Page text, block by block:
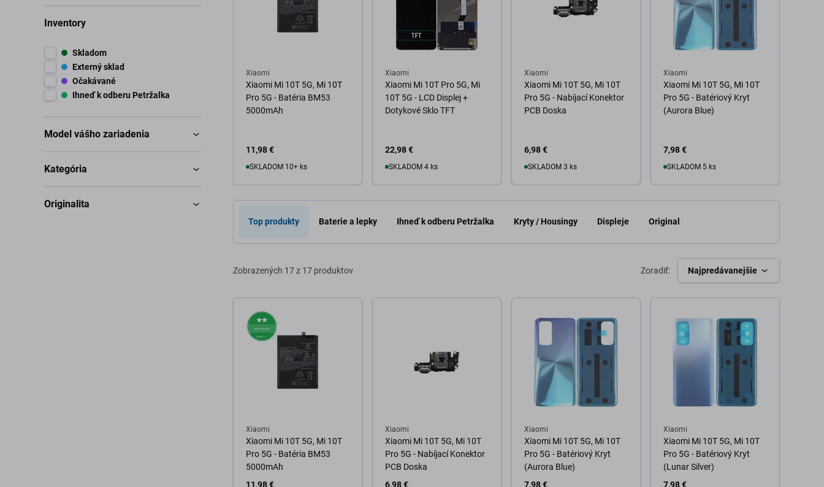
Inventory
Skladom
Externý sklad
Očakávané
Ihneď k odberu Petržalka
Model vášho zariadenia
Kategória
Originalita
Xiaomi
Xiaomi Mi 10T 5G, Mi 10T
Pro 5G - Batéria BM53
5000mAh
11,98 €
SKLADOM 10+ ks
Do košíka
Xiaomi
Xiaomi Mi 10T Pro 5G, Mi
10T 5G - LCD Displej +
Dotykové Sklo TFT
22,98 €
SKLADOM 4 ks
Do košíka
Xiaomi
Xiaomi Mi 10T 5G, Mi 10T
Pro 5G - Nabíjací Konektor
PCB Doska
6,98 €
SKLADOM 3 ks
Do košíka
Xiaomi
Xiaomi Mi 10T 5G, Mi 10T
Pro 5G - Batériový Kryt
(Aurora Blue)
7,98 €
SKLADOM 5 ks
Do košíka
Top produkty Baterie a lepky Ihneď k odberu Petržalka Kryty / Housingy Displeje Original
Zobrazených 17 z 17 produktov Zoradiť: Najpredávanejšie
Xiaomi
Xiaomi Mi 10T 5G, Mi 10T
Pro 5G - Batéria BM53
5000mAh
11,98 €
Xiaomi
Xiaomi Mi 10T 5G, Mi 10T
Pro 5G - Nabíjací Konektor
PCB Doska
6,98 €
Xiaomi
Xiaomi Mi 10T 5G, Mi 10T
Pro 5G - Batériový Kryt
(Aurora Blue)
7,98 €
Xiaomi
Xiaomi Mi 10T 5G, Mi 10T
Pro 5G - Batériový Kryt
(Lunar Silver)
7,98 €